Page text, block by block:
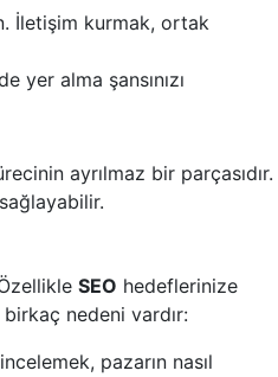
İletişim kurmak, ortak
yer alma şansınızı
ayrılmaz bir parçasıdır.
SEO hedeflerinize
nedeni vardır:
pazarın nasıl